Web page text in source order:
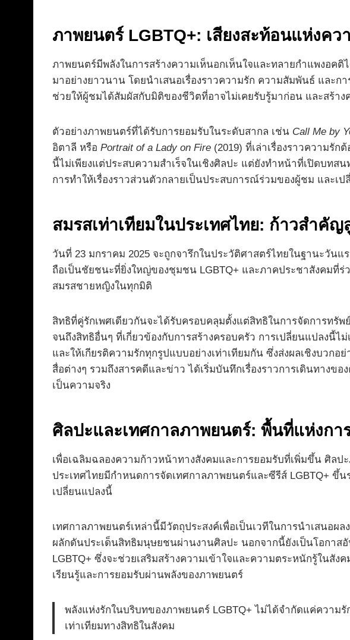
ภาพยนตร์ LGBTQ+: เสียงสะท้อนแห่งคว
ภาพยนตร์มีพลังในการสร้างความเห็นอกเห็นใจและทลายกำแพงอค
มาอย่างยาวนาน โดยนำเสนอเรื่องราวความรัก ความสัมพันธ์ และ
ช่วยให้ผู้ชมได้สัมผัสกับมิติของชีวิตที่อาจไม่เคยรับรู้มาก่อน และสร้า
ตัวอย่างภาพยนตร์ที่ได้รับการยอมรับในระดับสากล เช่น Call Me by
อิตาลี หรือ Portrait of a Lady on Fire (2019) ที่เล่าเรื่องราวความรั
นี้ไม่เพียงแต่ประสบความสำเร็จในเชิงศิลปะ แต่ยังทำหน้าที่เปิดบท
การทำให้เรื่องราวส่วนตัวกลายเป็นประสบการณ์ร่วมของผู้ชม และ
สมรสเท่าเทียมในประเทศไทย: ก้าวสำคั
วันที่ 23 มกราคม 2025 จะถูกจารึกในประวัติศาสตร์ไทยในฐานะวัน
ถือเป็นชัยชนะที่ยิ่งใหญ่ของชุมชน LGBTQ+ และภาคประชาสังคมที่
สมรสชายหญิงในทุกมิติ
สิทธิที่คู่รักเพศเดียวกันจะได้รับครอบคลุมตั้งแต่สิทธิในการจัดการทรั
จนถึงสิทธิอื่นๆ ที่เกี่ยวข้องกับการสร้างครอบครัว การเปลี่ยนแปลงนี้ไ
และให้เกียรติความรักทุกรูปแบบอย่างเท่าเทียมกัน ซึ่งส่งผลเชิงบวก
สื่อต่างๆ รวมถึงสารคดีและข่าว ได้เริ่มบันทึกเรื่องราวการเดินทาง
เป็นความจริง
ศิลปะและเทศกาลภาพยนตร์: พื้นที่แห่งกา
เพื่อเฉลิมฉลองความก้าวหน้าทางสังคมและการยอมรับที่เพิ่มขึ้น ศิล
ประเทศไทยมีกำหนดการจัดเทศกาลภาพยนตร์และซีรีส์ LGBTQ+
เปลี่ยนแปลงนี้
เทศกาลภาพยนตร์เหล่านี้มีวัตถุประสงค์เพื่อเป็นเวทีในการนำเสนอผ
ผลักดันประเด็นสิทธิมนุษยชนผ่านงานศิลปะ นอกจากนี้ยังเป็นโอกา
LGBTQ+ ซึ่งจะช่วยเสริมสร้างความเข้าใจและความตระหนักรู้ในสั
เรียนรู้และการยอมรับผ่านพลังของภาพยนตร์
พลังแห่งรักในบริบทของภาพยนตร์ LGBTQ+ ไม่ได้จำกัดแค่ความ
เท่าเทียมทางสิทธิในสังคม